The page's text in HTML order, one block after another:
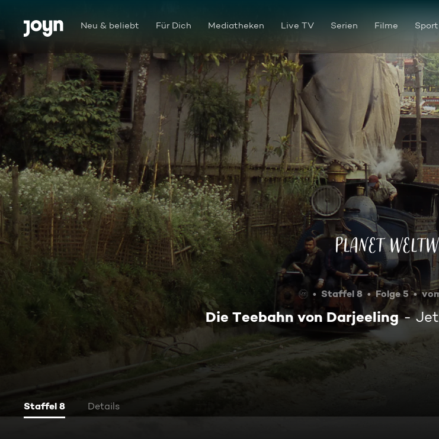
Zum Inhalt springen
Barrierefrei Neu & beliebt Für Dich Mediatheken Live TV Serien Filme Sport
Die
Staffel 8 Folge 5
Die Teebahn von Darjeeling
Staffel 8 Details